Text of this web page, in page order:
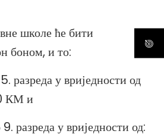
школе ће бити
боном, и то:
разреда у вриједности од
КМ и
разреда у вриједности од: